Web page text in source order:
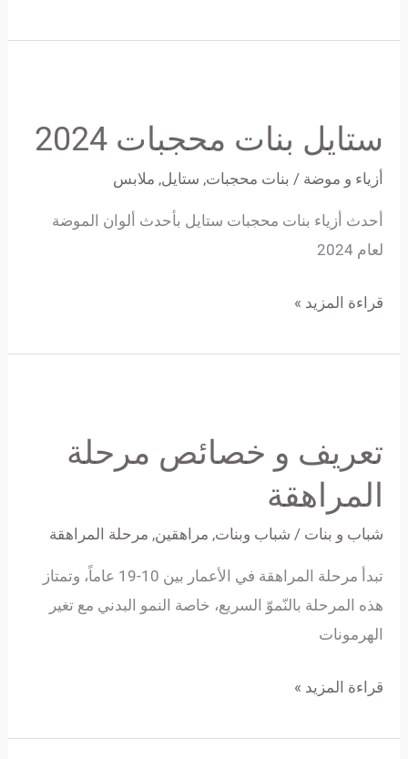
ستايل بنات محجبات 2024
أزياء و موضة / بنات محجبات, ستايل, ملابس
أحدث أزياء بنات محجبات ستايل بأحدث ألوان الموضة
لعام 2024
محجبات
2024
قراءة المزيد »
تعريف و خصائص مرحلة
المراهقة
شباب و بنات / شباب وبنات, مراهقين, مرحلة المراهقة
تبدأ مرحلة المراهقة في الأعمار بين 10-19 عاماً، وتمتاز
هذه المرحلة بالنّموّ السريع، خاصة النمو البدني مع تغير
الهرمونات
خصائص
مرحلة
المراهقة
قراءة المزيد »